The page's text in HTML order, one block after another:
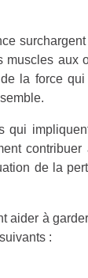
muscles aux
la force qui
qui
de la
aider à
: